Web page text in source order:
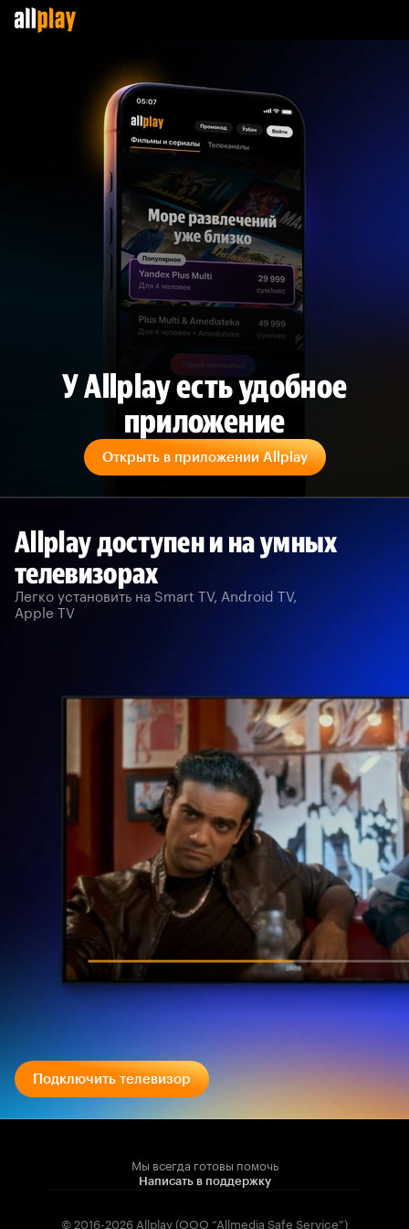
У Allplay есть удобное
приложение
Открыть в приложении Allplay
Allplay доступен и на умных
телевизорах
Легко установить на Smart TV, Android TV,
Apple TV
Подключить телевизор
Мы всегда готовы помочь
Написать в поддержку
© 2016-2026 Allplay (OOO “Allmedia Safe Service”)